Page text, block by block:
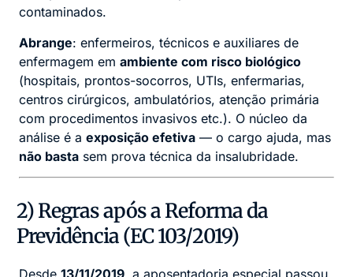
contaminados.
Abrange: enfermeiros, técnicos e auxiliares de
enfermagem em ambiente com risco biológico
(hospitais, prontos-socorros, UTIs, enfermarias,
centros cirúrgicos, ambulatórios, atenção primária
com procedimentos invasivos etc.). O núcleo da
análise é a exposição efetiva — o cargo ajuda, mas
não basta sem prova técnica da insalubridade.
2) Regras após a Reforma da
Previdência (EC 103/2019)